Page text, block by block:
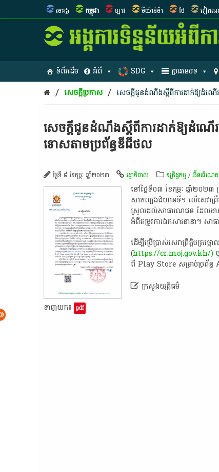
មេគង្គ កម្ពុជា ឡាវ មីយ៉ាន់ម៉ា ថៃ វៀត
ទំព័រដើម អំពី SDG ប្រធានបទ
/ សេចក្តីប្រកាស / សេចក្តីជូនដំណឹង​ស្តី​ពី​ការ​ដាក់​ឱ្យ​ដំណើ
សេចក្តីជូនដំណឹង​ស្តី​ពី​ការ​ដាក់​ឱ្យ​ដំណើ
ទោស​តាម​ប្រព័ន្ធ​ឌី​ជី​ថ​ល​
ថ្ងៃទី ៨ ខែកុម្ភៈ ឆ្នាំ២០២៣ រដ្ឋាភិបាល ឧក្រិដ្ឋកម្ម /អ៊ីនធើណេត
នៅ​ថ្ងៃ​ទី​០៣​ ខែកុម្ភៈ​ ឆ្នាំ​២០
សាកល្បង​ជំហាន​ទី​១​ លើ​សេវា​ព្រឹ
ស្រួល​ដល់​សាធារណជន​ ដែល​មាន​
អំពី​តម្រូវការ​ឯកសារ​នានា​។​ សា
ដើម្បី​ប្រើប្រាស់​សេវា​ព្រឹត្តិប
(https://cr.moj.gov.kh/)
ពី​ Play​ Store​ សម្រាប់​ប្រព័ន្
ក្រសួងយុត្តិធម៌​
ទាញយក៖ pdf